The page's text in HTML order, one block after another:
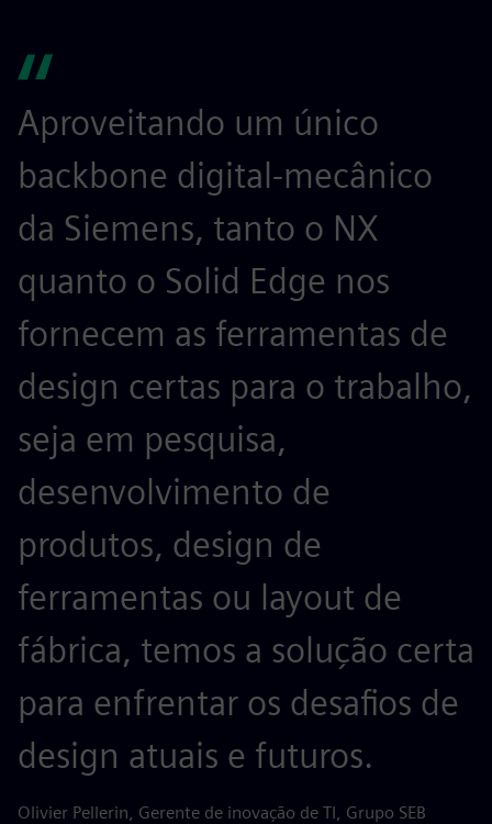
Aproveitando um único
backbone digital-mecânico
da Siemens, tanto o NX
quanto o Solid Edge nos
fornecem as ferramentas de
design certas para o trabalho,
seja em pesquisa,
desenvolvimento de
produtos, design de
ferramentas ou layout de
fábrica, temos a solução certa
para enfrentar os desafios de
design atuais e futuros.
Olivier Pellerin, Gerente de inovação de TI, Grupo SEB